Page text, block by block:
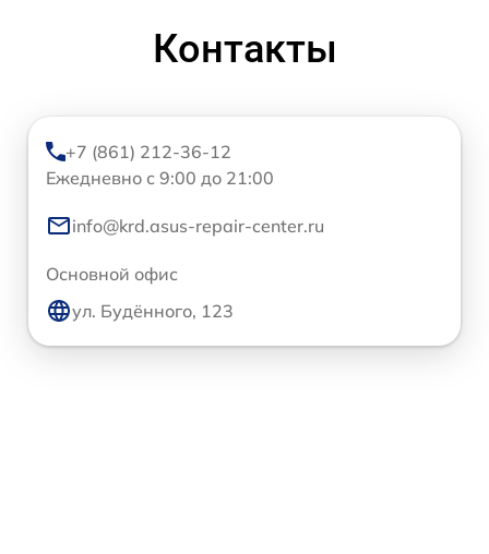
Контакты
+7 (861) 212-36-12
Ежедневно с 9:00 до 21:00
info@krd.asus-repair-center.ru
Основной офис
ул. Будённого, 123